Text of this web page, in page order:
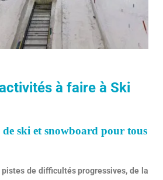
à faire à Ski
de ski et snowboard pour tous
pistes de difficultés progressives, de la